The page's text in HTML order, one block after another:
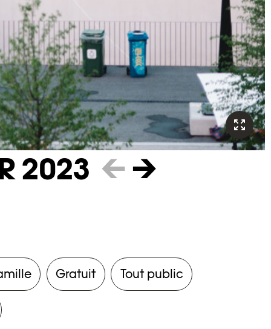
2023 ← →
Gratuit Tout public